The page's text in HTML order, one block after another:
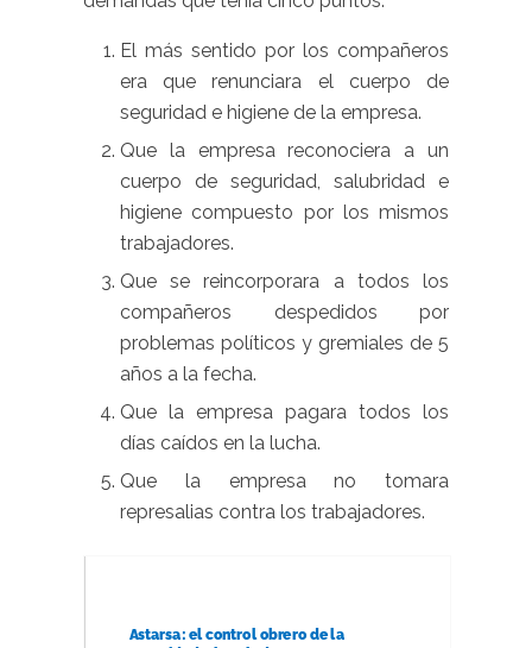
El más sentido por los compañeros
era que renunciara el cuerpo de
seguridad e higiene de la empresa.
Que la empresa reconociera a un
cuerpo de seguridad, salubridad e
higiene compuesto por los mismos
trabajadores.
Que se reincorporara a todos los
compañeros despedidos por
problemas políticos y gremiales de 5
años a la fecha.
Que la empresa pagara todos los
días caídos en la lucha.
Que la empresa no tomara
represalias contra los trabajadores.